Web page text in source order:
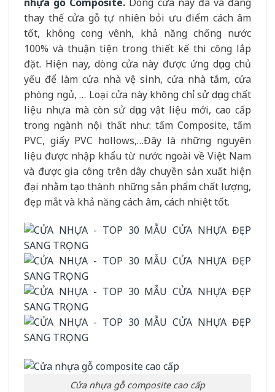
nhựa gỗ Composite. Dòng cửa này đã và đang
thay thế cửa gỗ tự nhiên bỏi ưu điểm cách âm
tốt, không cong vênh, khả năng chống nước
100% và thuận tiện trong thiết kế thi công lắp
đặt. Hiện nay, dòng cửa này được ứng dụng chủ
yếu để làm cửa nhà vệ sinh, cửa nhà tắm, cửa
phòng ngủ, … Loại cửa này không chỉ sử dụng chất
liệu nhựa mà còn sử dụng vật liệu mới, cao cấp
trong ngành nội thất như: tấm Composite, tấm
PVC, giấy PVC hollows,…Đây là những nguyên
liệu được nhập khẩu từ nước ngoài về Việt Nam
và được gia công trên dây chuyền sản xuất hiện
đại nhằm tạo thành những sản phẩm chất lượng,
đẹp mắt và khả năng cách âm, cách nhiệt tốt.
Cửa nhựa gỗ composite cao cấp